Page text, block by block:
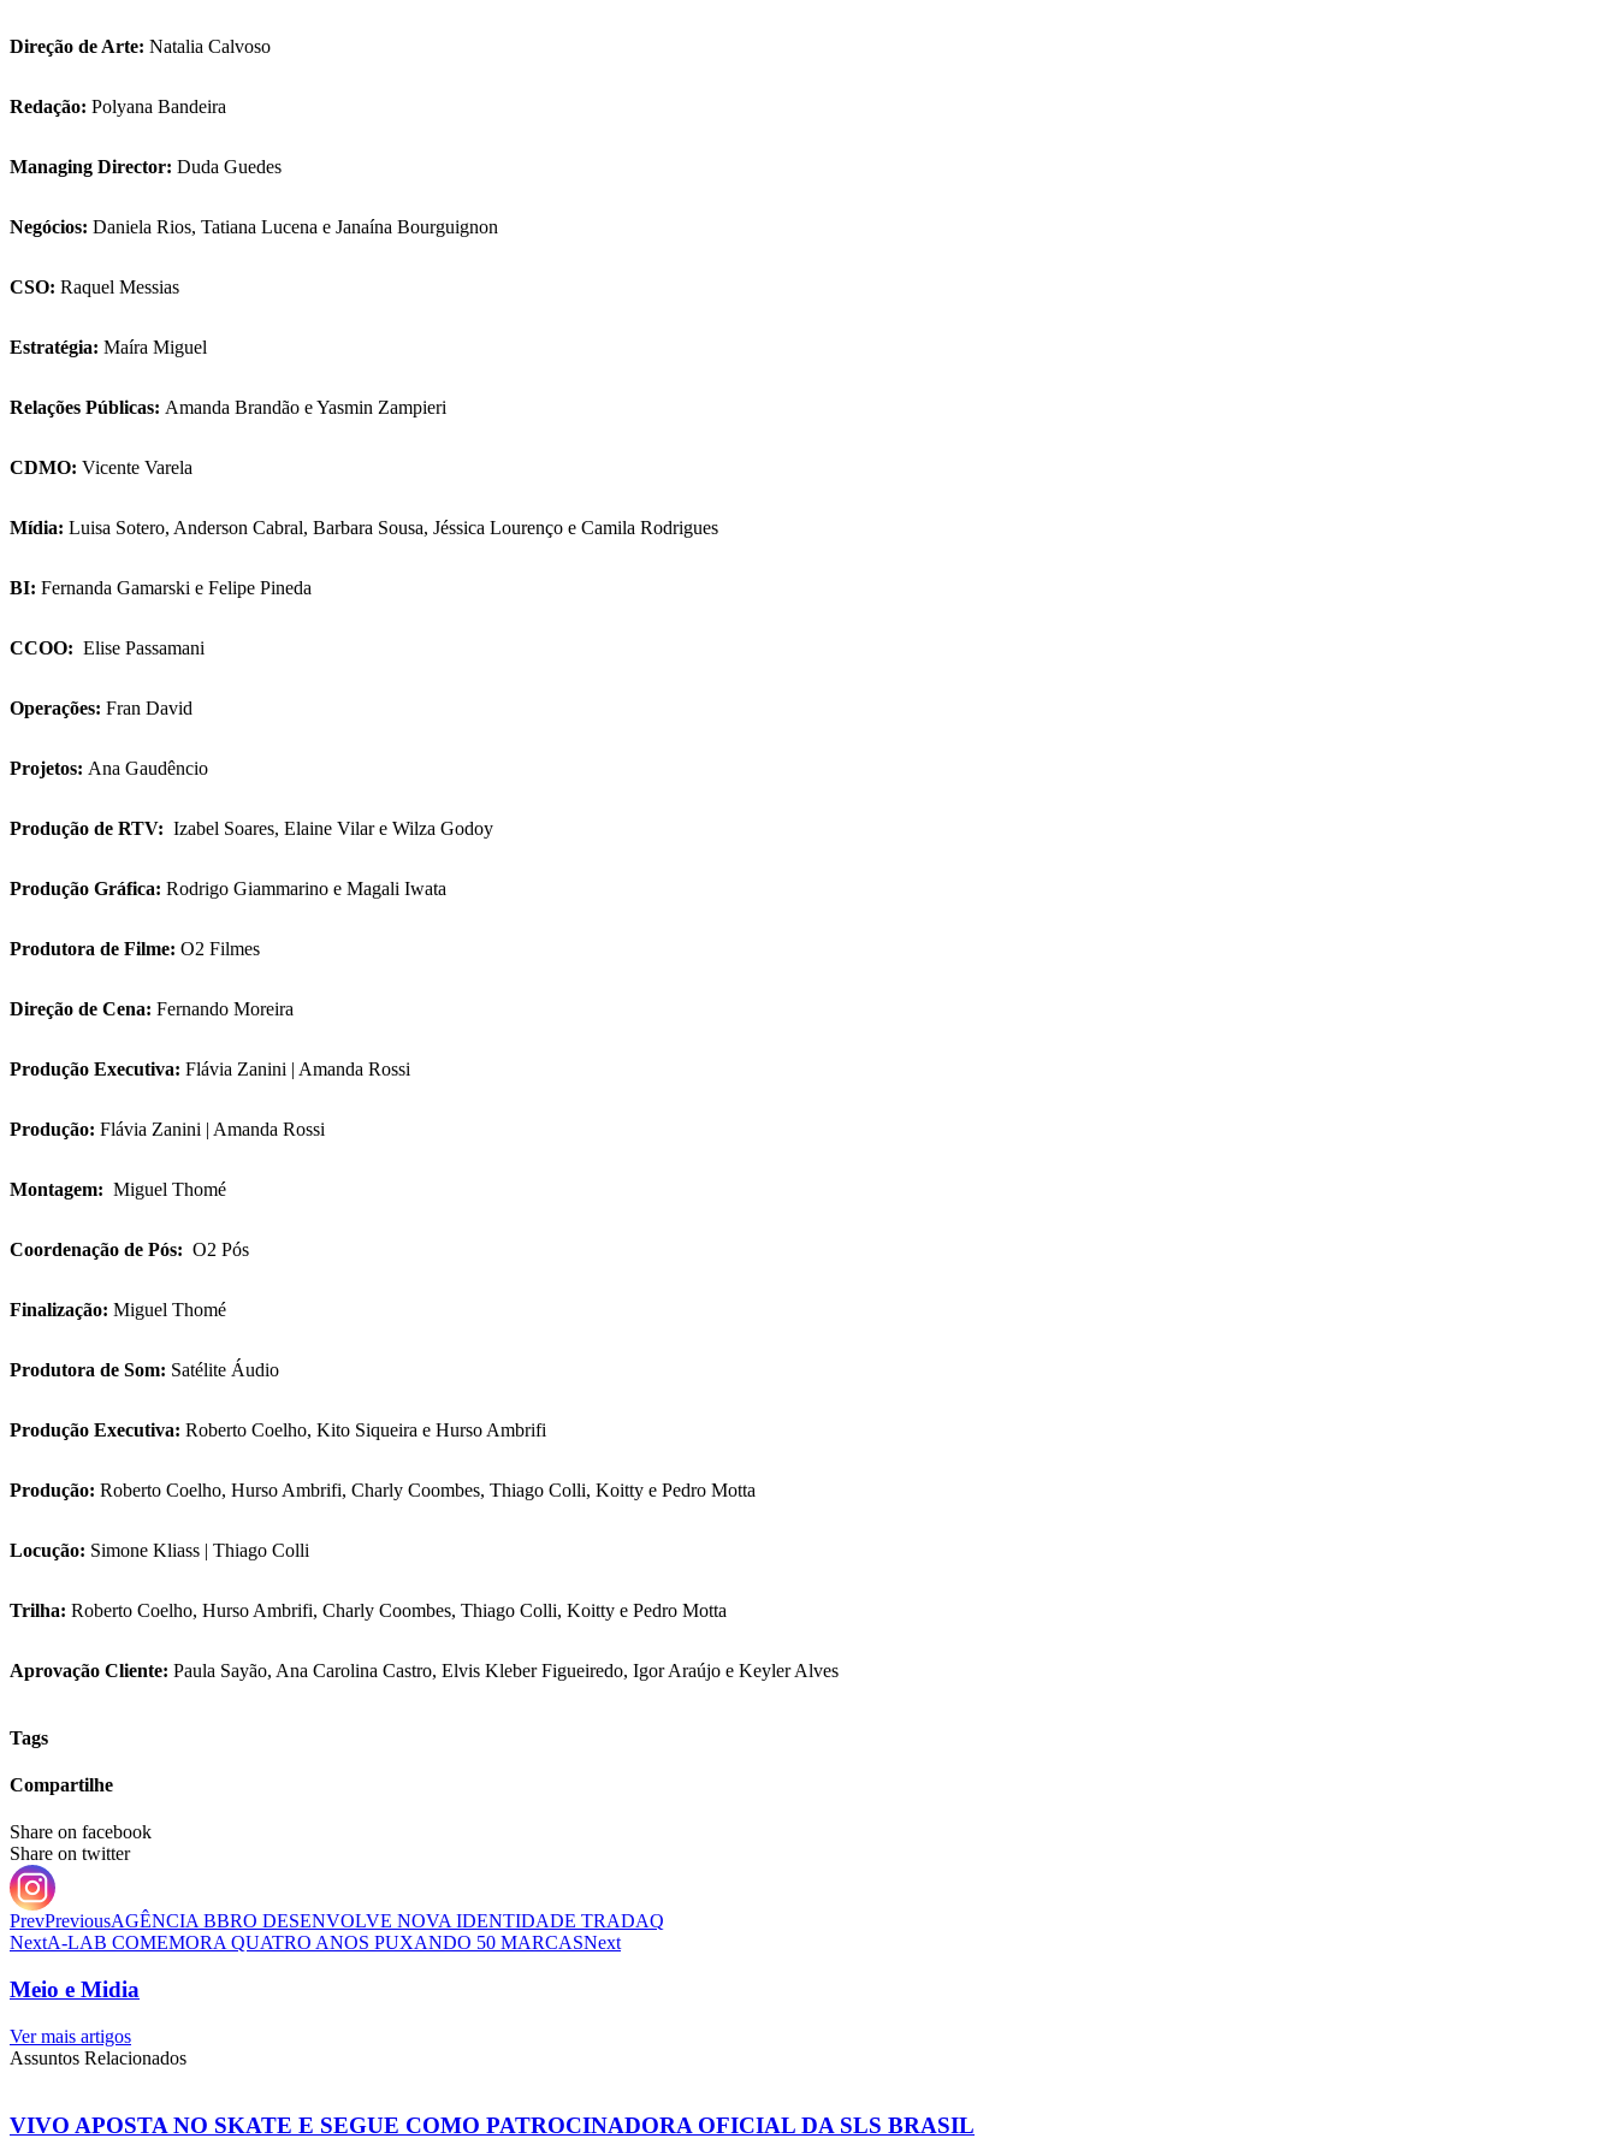
Direção de Arte: Natalia Calvoso
Redação: Polyana Bandeira
Managing Director: Duda Guedes
Negócios: Daniela Rios, Tatiana Lucena e Janaína Bourguignon
CSO: Raquel Messias
Estratégia: Maíra Miguel
Relações Públicas: Amanda Brandão e Yasmin Zampieri
CDMO: Vicente Varela
Mídia: Luisa Sotero, Anderson Cabral, Barbara Sousa, Jéssica Lourenço e Camila Rodrigues
BI: Fernanda Gamarski e Felipe Pineda
CCOO: Elise Passamani
Operações: Fran David
Projetos: Ana Gaudêncio
Produção de RTV: Izabel Soares, Elaine Vilar e Wilza Godoy
Produção Gráfica: Rodrigo Giammarino e Magali Iwata
Produtora de Filme: O2 Filmes
Direção de Cena: Fernando Moreira
Produção Executiva: Flávia Zanini | Amanda Rossi
Produção: Flávia Zanini | Amanda Rossi
Montagem: Miguel Thomé
Coordenação de Pós: O2 Pós
Finalização: Miguel Thomé
Produtora de Som: Satélite Áudio
Produção Executiva: Roberto Coelho, Kito Siqueira e Hurso Ambrifi
Produção: Roberto Coelho, Hurso Ambrifi, Charly Coombes, Thiago Colli, Koitty e Pedro Motta
Locução: Simone Kliass | Thiago Colli
Trilha: Roberto Coelho, Hurso Ambrifi, Charly Coombes, Thiago Colli, Koitty e Pedro Motta
Aprovação Cliente: Paula Sayão, Ana Carolina Castro, Elvis Kleber Figueiredo, Igor Araújo e Keyler Alves
Tags
Compartilhe
Share on facebook
Share on twitter
PrevPreviousAGÊNCIA BBRO DESENVOLVE NOVA IDENTIDADE TRADAQ
NextA-LAB COMEMORA QUATRO ANOS PUXANDO 50 MARCASNext
Meio e Midia
Ver mais artigos
Assuntos Relacionados
VIVO APOSTA NO SKATE E SEGUE COMO PATROCINADORA OFICIAL DA SLS BRASIL